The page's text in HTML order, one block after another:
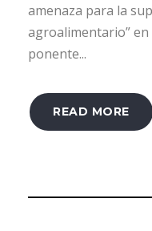
amenaza para la
agroalimentario”
ponente...
READ MORE